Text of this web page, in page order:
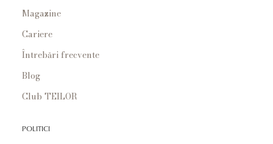
Magazine
Cariere
Întrebări frecvente
Blog
Club TEILOR
POLITICI